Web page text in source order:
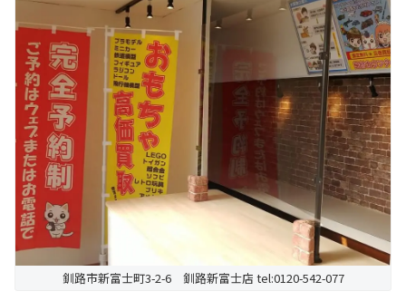
釧路市新富士町3-2-6 釧路新富士店 tel:0120-542-077